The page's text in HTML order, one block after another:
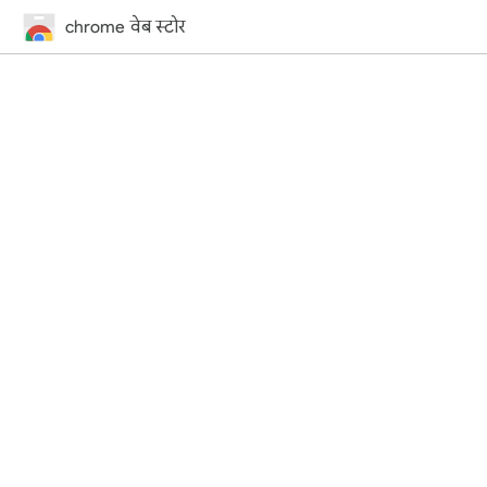
chrome वेब स्टोर